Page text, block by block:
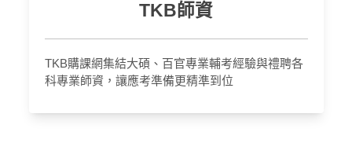
TKB師資
TKB購課網集結大碩、百官專業輔考經驗與禮聘各
科專業師資，讓應考準備更精準到位